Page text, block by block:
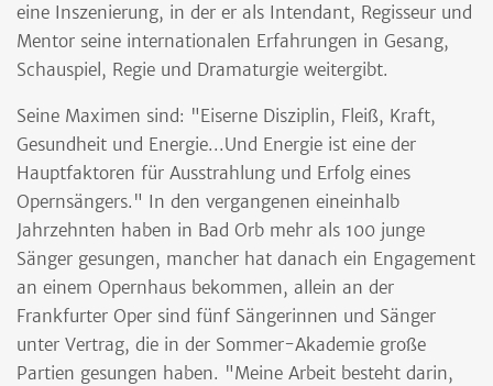
eine Inszenierung, in der er als Intendant, Regisseur und
Mentor seine internationalen Erfahrungen in Gesang,
Schauspiel, Regie und Dramaturgie weitergibt.
Seine Maximen sind: "Eiserne Disziplin, Fleiß, Kraft,
Gesundheit und Energie...Und Energie ist eine der
Hauptfaktoren für Ausstrahlung und Erfolg eines
Opernsängers." In den vergangenen eineinhalb
Jahrzehnten haben in Bad Orb mehr als 100 junge
Sänger gesungen, mancher hat danach ein Engagement
an einem Opernhaus bekommen, allein an der
Frankfurter Oper sind fünf Sängerinnen und Sänger
unter Vertrag, die in der Sommer-Akademie große
Partien gesungen haben. "Meine Arbeit besteht darin,